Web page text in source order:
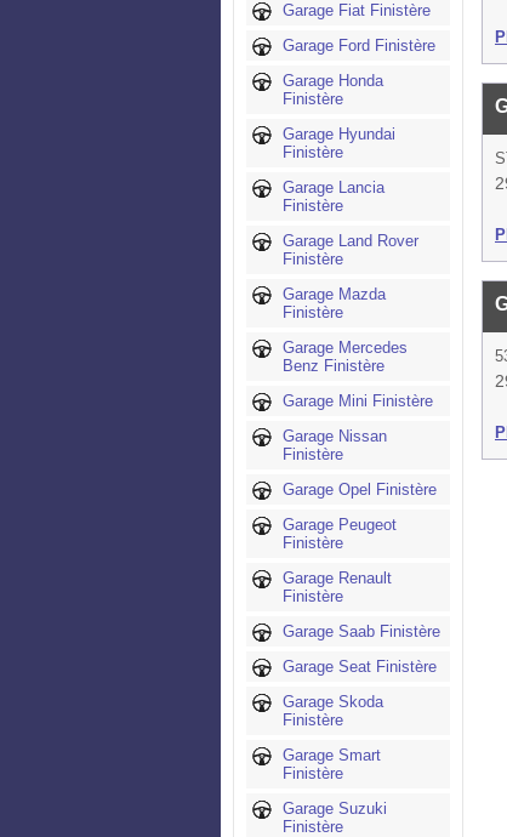
Garage Fiat Finistère
Garage Ford Finistère
Garage Honda
Finistère
Garage Hyundai
Finistère
Garage Lancia
Finistère
Garage Land Rover
Finistère
Garage Mazda
Finistère
Garage Mercedes
Benz Finistère
Garage Mini Finistère
Garage Nissan
Finistère
Garage Opel Finistère
Garage Peugeot
Finistère
Garage Renault
Finistère
Garage Saab Finistère
Garage Seat Finistère
Garage Skoda
Finistère
Garage Smart
Finistère
Garage Suzuki
Finistère